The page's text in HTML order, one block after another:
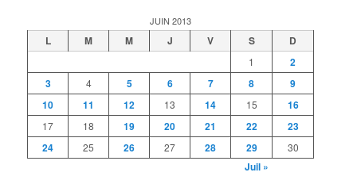
JUIN 2013
L M M J V S D
1
2
3
4 5 6 7 8
9
10
11 12 13 14 15 16
17 18 19 20 21 22
23
24
25 26 27 28 29 30
Juil »